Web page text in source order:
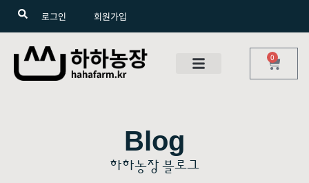
로그인 회원가입
0
Blog
하하농장 블로그